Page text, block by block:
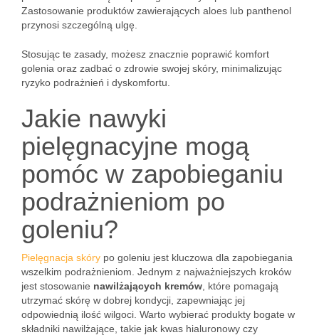
Zastosowanie produktów zawierających aloes lub panthenol
przynosi szczególną ulgę.
Stosując te zasady, możesz znacznie poprawić komfort
golenia oraz zadbać o zdrowie swojej skóry, minimalizując
ryzyko podrażnień i dyskomfortu.
Jakie nawyki
pielęgnacyjne mogą
pomóc w zapobieganiu
podrażnieniom po
goleniu?
Pielęgnacja skóry po goleniu jest kluczowa dla zapobiegania
wszelkim podrażnieniom. Jednym z najważniejszych kroków
jest stosowanie nawilżających kremów , które pomagają
utrzymać skórę w dobrej kondycji, zapewniając jej
odpowiednią ilość wilgoci. Warto wybierać produkty bogate w
składniki nawilżające, takie jak kwas hialuronowy czy